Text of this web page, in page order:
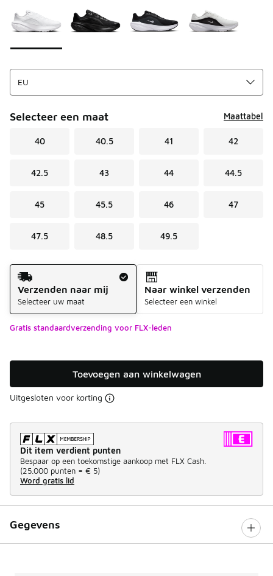
Selecteer een maat Maattabel
40 40.5 41 42
42.5 43 44 44.5
45 45.5 46 47
47.5 48.5 49.5
Verzendmethode
Verzenden naar mij
Selecteer uw maat
Naar winkel verzenden
Selecteer een winkel
Gratis standaardverzending voor FLX-leden
Toevoegen aan winkelwagen
Uitgesloten voor korting
Dit item verdient punten
Bespaar op een toekomstige aankoop met FLX Cash.
(25.000 punten = € 5)
Word gratis lid
Gegevens